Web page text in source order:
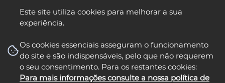
Este site utiliza cookies para melhorar a sua
experiência.
Os cookies essenciais asseguram o funcionamento
do site e são indispensáveis, pelo que não requerem
o seu consentimento. Para os restantes cookies:
Para mais informações consulte a nossa política de
nos select language